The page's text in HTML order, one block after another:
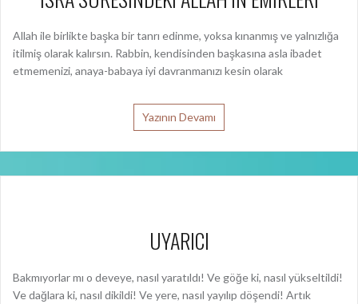
Allah ile birlikte başka bir tanrı edinme, yoksa kınanmış ve yalnızlığa
itilmiş olarak kalırsın. Rabbin, kendisinden başkasına asla ibadet
etmemenizi, anaya-babaya iyi davranmanızı kesin olarak
Yazının Devamı
UYARICI
Bakmıyorlar mı o deveye, nasıl yaratıldı! Ve göğe ki, nasıl yükseltildi!
Ve dağlara ki, nasıl dikildi! Ve yere, nasıl yayılıp döşendi! Artık